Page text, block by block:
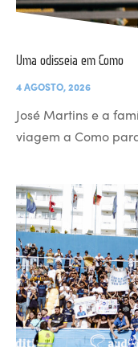
Uma odisseia em Como
4 AGOSTO, 2026
José Martins e a
viagem a Como